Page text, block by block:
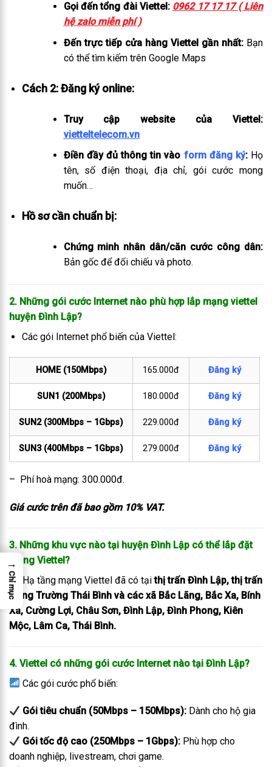
Gọi đến tổng đài Viettel: 0962 17 17 17 ( Liên
hệ zalo miễn phí )
Đến trực tiếp cửa hàng Viettel gần nhất:Bạn
có thể tìm kiếm trên Google Maps
Cách 2: Đăng ký online:
Truy cập website của Viettel:
vietteltelecom.vn
Điền đầy đủ thông tin vào form đăng ký:Họ
tên, số điện thoại, địa chỉ, gói cước mong
muốn…
Hồ sơ cần chuẩn bị:
Chứng minh nhân dân/căn cước công dân:
Bản gốc để đối chiếu và photo.
2. Những gói cước Internet nào phù hợp lắp mạng viettel
huyện Đình Lập?
Các gói Internet phổ biến của Viettel:
HOME (150Mbps) 165.000đ Đăng ký
SUN1 (200Mbps) 180.000đ Đăng ký
SUN2 (300Mbps – 1Gbps) 229.000đ Đăng ký
SUN3 (400Mbps – 1Gbps) 279.000đ Đăng ký
– Phí hoà mạng: 300.000đ.
Giá cước trên đã bao gồm 10% VAT.
3. Những khu vực nào tại huyện Đình Lập có thể lắp đặt
mạng Viettel?
Hạ tầng mạng Viettel đã có tạithị trấn Đình Lập, thị trấn
Nông Trường Thái Bình và các xã Bắc Lãng, Bắc Xa, Bính
Xá, Cường Lợi, Châu Sơn, Đình Lập, Đình Phong, Kiên
Mộc, Lâm Ca, Thái Bình.
4. Viettel có những gói cước Internet nào tại Đình Lập?
Các gói cước phổ biến:
Gói tiêu chuẩn (50Mbps – 150Mbps): Dành cho hộ gia
đình.
Gói tốc độ cao (250Mbps – 1Gbps): Phù hợp cho
doanh nghiệp, livestream, chơi game.
→
Chỉ mục